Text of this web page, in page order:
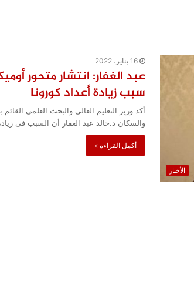
الأخبار
16 يناير، 2022
عبد الغفار: انتشار متحور
سبب زيادة أعداد كورونا
أكد وزير التعليم العالى والبحث العلمى
والسكان د.خالد عبد الغفار أن السبب فى
أكمل القراءة »